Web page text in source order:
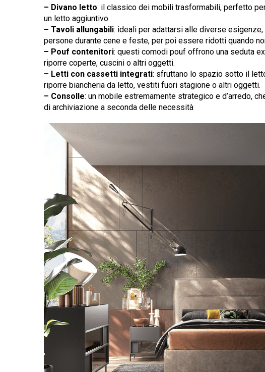
– Divano letto: il classico dei mobili trasformabili, perfetto
un letto aggiuntivo.
– Tavoli allungabili: ideali per adattarsi alle diverse
persone durante cene e feste, per poi essere ridotti quando
– Pouf contenitori: questi comodi pouf offrono una seduta
riporre coperte, cuscini o altri oggetti.
– Letti con cassetti integrati: sfruttano lo spazio sotto il
riporre biancheria da letto, vestiti fuori stagione o altri oggetti.
– Consolle: un mobile estremamente strategico e d’arredo,
di archiviazione a seconda delle necessità